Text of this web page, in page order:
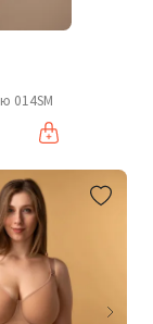
014SM